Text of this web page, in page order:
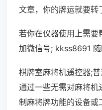
文章，你的牌运就要转
若你在仪器使用上需要
加微信号; kkss8691 随
棋牌室麻将机遥控器;
通过一些无需对麻将机
制麻将牌功能的设备或